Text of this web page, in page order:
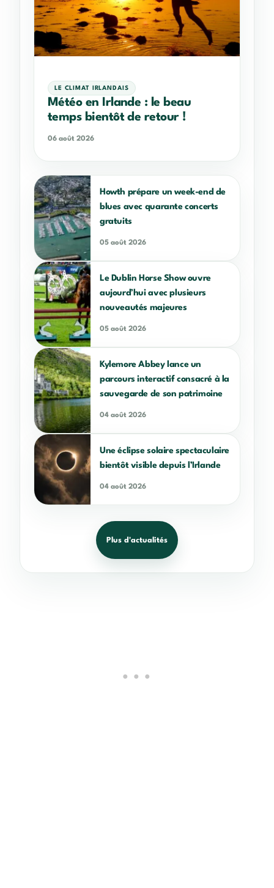
LE CLIMAT IRLANDAIS
Météo en Irlande : le beau
temps bientôt de retour !
06 août 2026
Howth prépare un week-end de
blues avec quarante concerts
gratuits
05 août 2026
Le Dublin Horse Show ouvre
aujourd’hui avec plusieurs
nouveautés majeures
05 août 2026
Kylemore Abbey lance un
parcours interactif consacré à la
sauvegarde de son patrimoine
04 août 2026
Une éclipse solaire spectaculaire
bientôt visible depuis l’Irlande
04 août 2026
Plus d'actualités